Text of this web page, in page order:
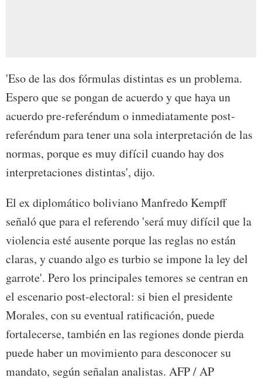
'Eso de las dos fórmulas distintas es un problema.
Espero que se pongan de acuerdo y que haya un
acuerdo pre-referéndum o inmediatamente post-
referéndum para tener una sola interpretación de las
normas, porque es muy difícil cuando hay dos
interpretaciones distintas', dijo.
El ex diplomático boliviano Manfredo Kempff
señaló que para el referendo 'será muy difícil que la
violencia esté ausente porque las reglas no están
claras, y cuando algo es turbio se impone la ley del
garrote'. Pero los principales temores se centran en
el escenario post-electoral: si bien el presidente
Morales, con su eventual ratificación, puede
fortalecerse, también en las regiones donde pierda
puede haber un movimiento para desconocer su
mandato, según señalan analistas. AFP / AP